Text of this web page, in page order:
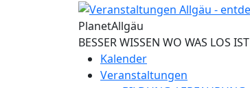
Direkt zum Inhalt
PlanetAllgäu
BESSER WISSEN WO WAS LOS IST
Kalender
Veranstaltungen